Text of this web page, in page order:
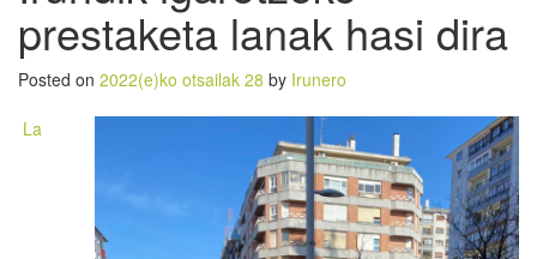
prestaketa lanak hasi dira
Posted on 2022(e)ko otsailak 28 by Irunero
La